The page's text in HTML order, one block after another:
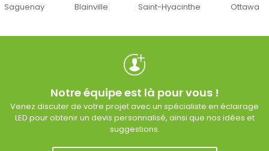
Blainville Saint-Hyacinthe Ottawa
Notre équipe est là pour vous !
Venez discuter de votre projet avec un spécialiste en éclairage
LED pour obtenir un devis personnalisé, ainsi que nos idées et
suggestions.